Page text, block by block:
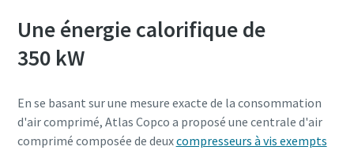
Tout ce que vous devez savoir sur votre
processus de transport pneumatique
pneumatique plus efficace.
Une énergie calorifique de
350 kW
En se basant sur une mesure exacte de la consommation
d'air comprimé, Atlas Copco a proposé une centrale d'air
comprimé composée de deuxcompresseurs à vis exempts